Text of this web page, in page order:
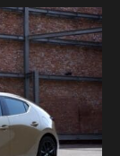
可享百萬元高
CX-3 再